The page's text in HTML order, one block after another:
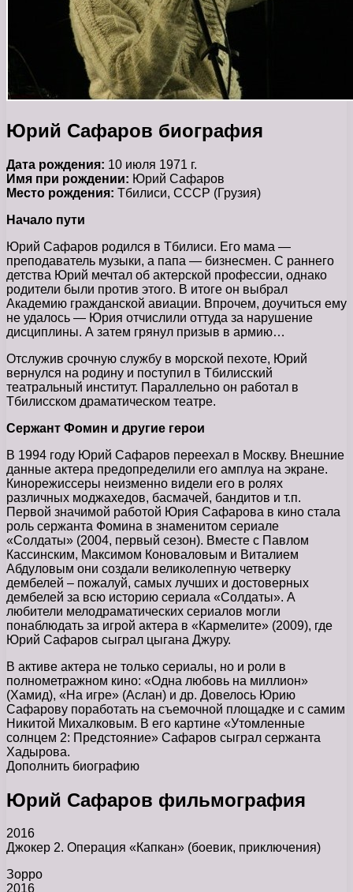
Юрий Сафаров биография
Дата рождения: 10 июля 1971 г.
Имя при рождении: Юрий Сафаров
Место рождения: Тбилиси, СССР (Грузия)
Начало пути
Юрий Сафаров родился в Тбилиси. Его мама —
преподаватель музыки, а папа — бизнесмен. С раннего
детства Юрий мечтал об актерской профессии, однако
родители были против этого. В итоге он выбрал
Академию гражданской авиации. Впрочем, доучиться ему
не удалось — Юрия отчислили оттуда за нарушение
дисциплины. А затем грянул призыв в армию…
Отслужив срочную службу в морской пехоте, Юрий
вернулся на родину и поступил в Тбилисский
театральный институт. Параллельно он работал в
Тбилисском драматическом театре.
Сержант Фомин и другие герои
В 1994 году Юрий Сафаров переехал в Москву. Внешние
данные актера предопределили его амплуа на экране.
Кинорежиссеры неизменно видели его в ролях
различных моджахедов, басмачей, бандитов и т.п.
Первой значимой работой Юрия Сафарова в кино стала
роль сержанта Фомина в знаменитом сериале
«Солдаты» (2004, первый сезон). Вместе с Павлом
Кассинским, Максимом Коноваловым и Виталием
Абдуловым они создали великолепную четверку
дембелей – пожалуй, самых лучших и достоверных
дембелей за всю историю сериала «Солдаты». А
любители мелодраматических сериалов могли
понаблюдать за игрой актера в «Кармелите» (2009), где
Юрий Сафаров сыграл цыгана Джуру.
В активе актера не только сериалы, но и роли в
полнометражном кино: «Одна любовь на миллион»
(Хамид), «На игре» (Аслан) и др. Довелось Юрию
Сафарову поработать на съемочной площадке и с самим
Никитой Михалковым. В его картине «Утомленные
солнцем 2: Предстояние» Сафаров сыграл сержанта
Хадырова.
Дополнить биографию
Юрий Сафаров фильмография
2016
Джокер 2. Операция «Капкан» (боевик, приключения)
Зорро
2016